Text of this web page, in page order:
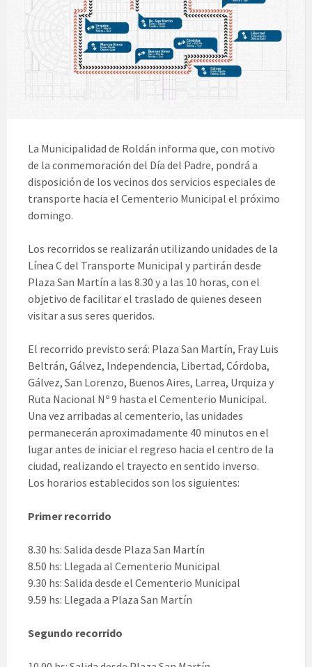
La Municipalidad de Roldán informa que, con motivo
de la conmemoración del Día del Padre, pondrá a
disposición de los vecinos dos servicios especiales de
transporte hacia el Cementerio Municipal el próximo
domingo.
Los recorridos se realizarán utilizando unidades de la
Línea C del Transporte Municipal y partirán desde
Plaza San Martín a las 8.30 y a las 10 horas, con el
objetivo de facilitar el traslado de quienes deseen
visitar a sus seres queridos.
El recorrido previsto será: Plaza San Martín, Fray Luis
Beltrán, Gálvez, Independencia, Libertad, Córdoba,
Gálvez, San Lorenzo, Buenos Aires, Larrea, Urquiza y
Ruta Nacional Nº 9 hasta el Cementerio Municipal.
Una vez arribadas al cementerio, las unidades
permanecerán aproximadamente 40 minutos en el
lugar antes de iniciar el regreso hacia el centro de la
ciudad, realizando el trayecto en sentido inverso.
Los horarios establecidos son los siguientes:
Primer recorrido
8.30 hs: Salida desde Plaza San Martín
8.50 hs: Llegada al Cementerio Municipal
9.30 hs: Salida desde el Cementerio Municipal
9.59 hs: Llegada a Plaza San Martín
Segundo recorrido